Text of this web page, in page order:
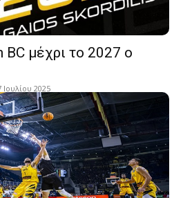
μέχρι το 2027 ο
Ιουλίου 2025